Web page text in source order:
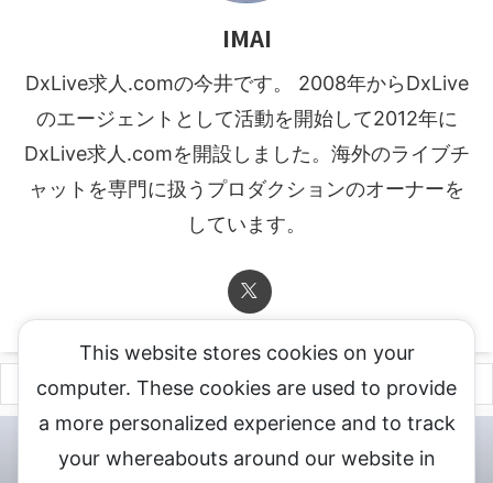
IMAI
DxLive求人.comの今井です。 2008年からDxLive
のエージェントとして活動を開始して2012年に
DxLive求人.comを開設しました。海外のライブチ
ャットを専門に扱うプロダクションのオーナーを
しています。
チャットレディ登録申込 DXLIVE求人.comへお問合せ
DXLIVE 退
会・解約・移籍の申請
This website stores cookies on your
computer. These cookies are used to provide
a more personalized experience and to track
your whereabouts around our website in